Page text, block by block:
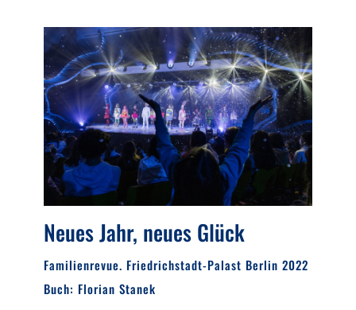
Neues Jahr, neues Glück
Familienrevue. Friedrichstadt-Palast Berlin 2022
Buch: Florian Stanek